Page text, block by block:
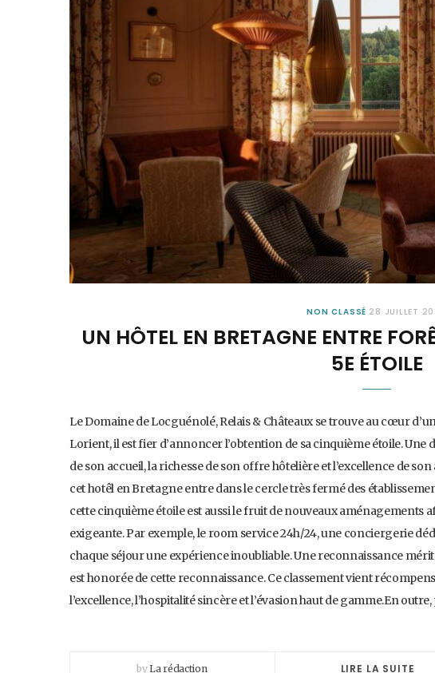
NON CLASSÉ 28 JUILLET
UN HÔTEL EN BRETAGNE ENTRE
5E ÉTOILE
Le Domaine de Locguénolé, Relais & Châteaux se trouve au cœur
Lorient, il est fier d’annoncer l’obtention de sa cinquième étoile.
de son accueil, la richesse de son offre hôtelière et l’excellence de
cet hotêl en Bretagne entre dans le cercle très fermé des
cette cinquième étoile est aussi le fruit de nouveaux aménagements
exigeante. Par exemple, le room service 24h/24, une conciergerie
chaque séjour une expérience inoubliable. Une reconnaissance
est honorée de cette reconnaissance. Ce classement vient
l’excellence, l’hospitalité sincère et l’évasion haut de gamme.En
byLa rédaction LIRE LA SUITE